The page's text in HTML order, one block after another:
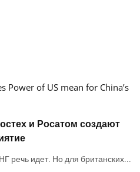
Power of US mean for China’s
и Росатом создают
речь идет. Но для британских...